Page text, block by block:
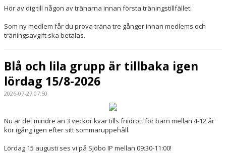
Hör av dig till någon av tränarna innan första träningstillfället.
Som ny medlem får du prova träna tre gånger innan medlems och
träningsavgift ska betalas.
Blå och lila grupp är tillbaka igen
lördag 15/8-2026
2026-07-27 07:50
Nu är det mindre än 3 veckor kvar tills friidrott för barn mellan 4-12 år
kör igång igen efter sitt sommaruppehåll.
Lördag 15 augusti ses vi på Sjöbo IP mellan 09:30-11:00!